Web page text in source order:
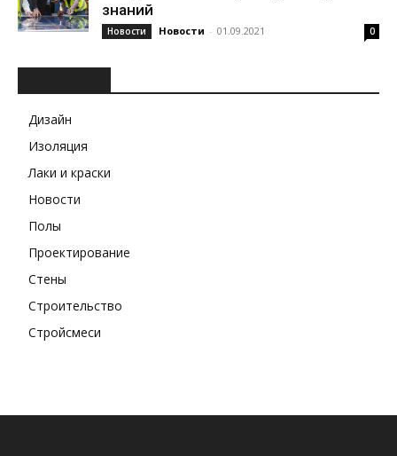
знаний
Новости Новости - 01.09.2021 0
Дизайн
Изоляция
Лаки и краски
Новости
Полы
Проектирование
Стены
Строительство
Стройсмеси